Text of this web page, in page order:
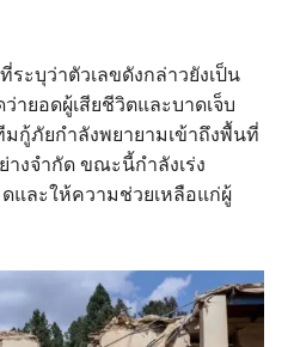
ระบุว่าตัวเลขดังกล่าวยังเป็น
ายอดผู้เสียชีวิตและบาดเจ็บ
กู้ภัยกำลังพยายามเข้าถึงพื้นที่
างจำกัด ขณะนี้กำลังเร่ง
และให้ความช่วยเหลือแก่ผู้